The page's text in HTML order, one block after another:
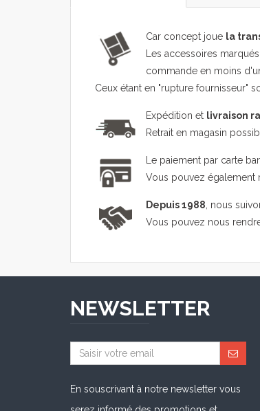
Car concept joue la
Les accessoires
commande en moins
Ceux étant en "rupture fournisseur"
Expédition et livraison
Retrait en magasin
Le paiement par carte
Vous pouvez également
Depuis 1988, nous
Vous pouvez nous
NEWSLETTER
En souscrivant à notre newsletter vous